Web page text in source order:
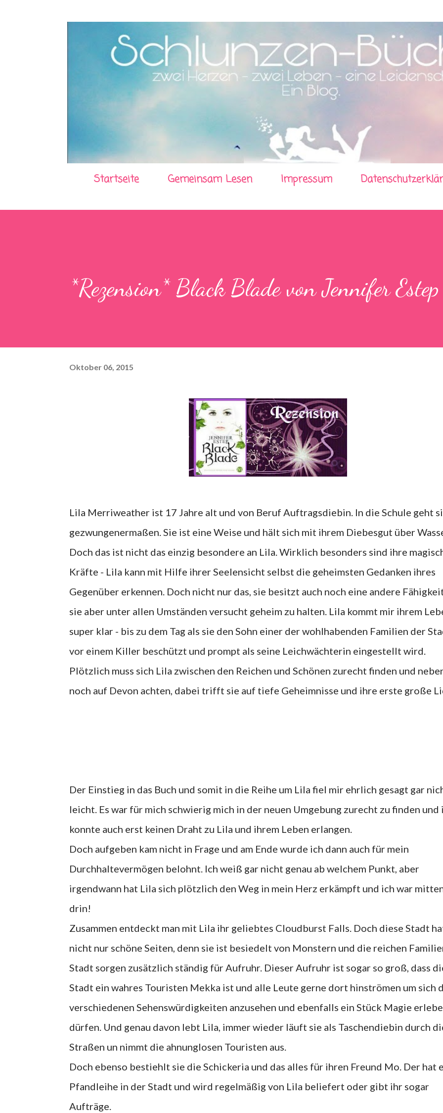
Startseite Gemeinsam Lesen Impressum
*Rezension* Black Blade von Jennifer Estep
Oktober 06, 2015
Lila Merriweather ist 17 Jahre alt und von Beruf Auftragsdiebin. In die Schule geht
gezwungenermaßen. Sie ist eine Weise und hält sich mit ihrem Diebesgut über
Doch das ist nicht das einzig besondere an Lila. Wirklich besonders sind ihre
Kräfte - Lila kann mit Hilfe ihrer Seelensicht selbst die geheimsten Gedanken ihres
Gegenüber erkennen. Doch nicht nur das, sie besitzt auch noch eine andere
sie aber unter allen Umständen versucht geheim zu halten. Lila kommt mir ihrem
super klar - bis zu dem Tag als sie den Sohn einer der wohlhabenden Familien der
vor einem Killer beschützt und prompt als seine Leichwächterin eingestellt wird.
Plötzlich muss sich Lila zwischen den Reichen und Schönen zurecht finden und
noch auf Devon achten, dabei trifft sie auf tiefe Geheimnisse und ihre erste große
Der Einstieg in das Buch und somit in die Reihe um Lila fiel mir ehrlich gesagt gar
leicht. Es war für mich schwierig mich in der neuen Umgebung zurecht zu finden und
konnte auch erst keinen Draht zu Lila und ihrem Leben erlangen.
Doch aufgeben kam nicht in Frage und am Ende wurde ich dann auch für mein
Durchhaltevermögen belohnt. Ich weiß gar nicht genau ab welchem Punkt, aber
irgendwann hat Lila sich plötzlich den Weg in mein Herz erkämpft und ich war
drin!
Zusammen entdeckt man mit Lila ihr geliebtes Cloudburst Falls. Doch diese Stadt
nicht nur schöne Seiten, denn sie ist besiedelt von Monstern und die reichen
Stadt sorgen zusätzlich ständig für Aufruhr. Dieser Aufruhr ist sogar so groß, dass
Stadt ein wahres Touristen Mekka ist und alle Leute gerne dort hinströmen um sich
verschiedenen Sehenswürdigkeiten anzusehen und ebenfalls ein Stück Magie
dürfen. Und genau davon lebt Lila, immer wieder läuft sie als Taschendiebin durch
Straßen un nimmt die ahnunglosen Touristen aus.
Doch ebenso bestiehlt sie die Schickeria und das alles für ihren Freund Mo. Der hat
Pfandleihe in der Stadt und wird regelmäßig von Lila beliefert oder gibt ihr sogar
Aufträge.